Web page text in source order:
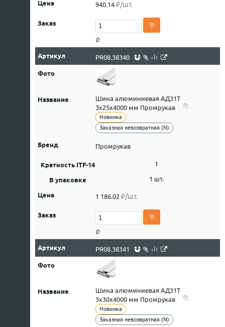
940.14 ₽/шт.
0
PR08.38340
Шина алюминиевая АД31Т
3х25х4000 мм Промрукав
Новинка
Заказная невозвратная (N)
Промрукав
1
1 шт.
1 186.02 ₽/шт.
0
PR08.38341
Шина алюминиевая АД31Т
3х30х4000 мм Промрукав
Новинка
Заказная невозвратная (N)